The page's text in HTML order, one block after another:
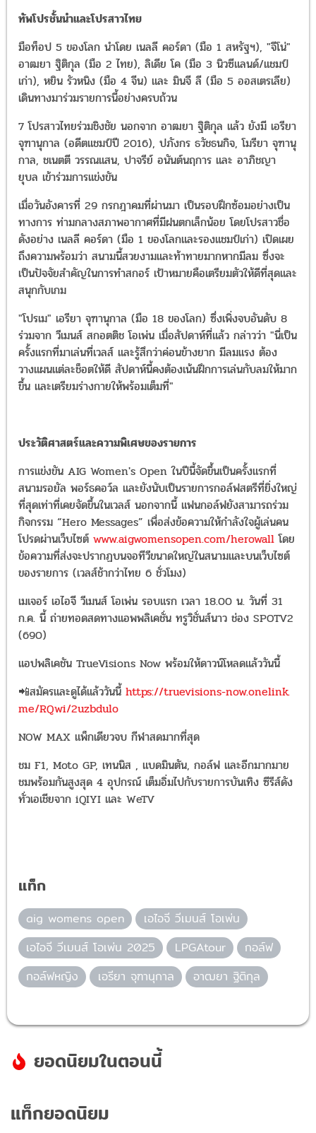
ทัพโปรชั้นนำและโปรสาวไทย
มือท็อป 5 ของโลก นำโดย เนลลี คอร์ดา (มือ 1 สหรัฐฯ), "จีโน่"
อาฒยา ฐิติกุล (มือ 2 ไทย), ลิเดีย โค (มือ 3 นิวซีแลนด์/แชมป์
เก่า), หยิน รัวหนิง (มือ 4 จีน) และ มินจี ลี (มือ 5 ออสเตรเลีย)
เดินทางมาร่วมรายการนี้อย่างครบถ้วน
7 โปรสาวไทยร่วมชิงชัย นอกจาก อาฒยา ฐิติกุล แล้ว ยังมี เอรียา
จุฑานุกาล (อดีตแชมป์ปี 2016), ปภังกร ธวัชธนกิจ, โมรียา จุฑานุ
กาล, ชเนตตี วรรณแสน, ปาจรีย์ อนันต์นฤการ และ อาภิชญา
ยุบล เข้าร่วมการแข่งขัน
เมื่อวันอังคารที่ 29 กรกฎาคมที่ผ่านมา เป็นรอบฝึกซ้อมอย่างเป็น
ทางการ ท่ามกลางสภาพอากาศที่มีฝนตกเล็กน้อย โดยโปรสาวชื่อ
ดังอย่าง เนลลี คอร์ดา (มือ 1 ของโลกและรองแชมป์เก่า) เปิดเผย
ถึงความพร้อมว่า สนามนี้สวยงามและท้าทายมากหากมีลม ซึ่งจะ
เป็นปัจจัยสำคัญในการทำสกอร์ เป้าหมายคือเตรียมตัวให้ดีที่สุดและ
สนุกกับเกม
"โปรเม" เอรียา จุฑานุกาล (มือ 18 ของโลก) ซึ่งเพิ่งจบอันดับ 8
ร่วมจาก วีเมนส์ สกอตติช โอเพ่น เมื่อสัปดาห์ที่แล้ว กล่าวว่า "นี่เป็น
ครั้งแรกที่มาเล่นที่เวลส์ และรู้สึกว่าค่อนข้างยาก มีลมแรง ต้อง
วางแผนแต่ละช็อตให้ดี สัปดาห์นี้คงต้องเน้นฝึกการเล่นกับลมให้มาก
ขึ้น และเตรียมร่างกายให้พร้อมเต็มที่"
ประวัติศาสตร์และความพิเศษของรายการ
การแข่งขัน AIG Women's Open ในปีนี้จัดขึ้นเป็นครั้งแรกที่
สนามรอยัล พอร์ธคอว์ล และยังนับเป็นรายการกอล์ฟสตรีที่ยิ่งใหญ่
ที่สุดเท่าที่เคยจัดขึ้นในเวลส์ นอกจากนี้ แฟนกอล์ฟยังสามารถร่วม
กิจกรรม “Hero Messages” เพื่อส่งข้อความให้กำลังใจผู้เล่นคน
โปรดผ่านเว็บไซต์ www.aigwomensopen.com/herowall โดย
ข้อความที่ส่งจะปรากฏบนจอทีวีขนาดใหญ่ในสนามและบนเว็บไซต์
ของรายการ (เวลส์ช้ากว่าไทย 6 ชั่วโมง)
เมเจอร์ เอไอจี วีเมนส์ โอเพ่น รอบแรก เวลา 18.00 น. วันที่ 31
ก.ค. นี้ ถ่ายทอดสดทางแอพพลิเคชั่น ทรูวิชั่นส์นาว ช่อง SPOTV2
(690)
แอปพลิเคชัน TrueVisions Now พร้อมให้ดาวน์โหลดแล้ววันนี้
📲สมัครและดูได้แล้ววันนี้ https://truevisions-now.onelink.
me/RQwi/2uzbdulo
NOW MAX แพ็กเดียวจบ กีฬาสดมากที่สุด
ชม F1, Moto GP, เทนนิส , แบดมินตัน, กอล์ฟ และอีกมากมาย
ชมพร้อมกันสูงสุด 4 อุปกรณ์ เต็มอิ่มไปกับรายการบันเทิง ซีรีส์ดัง
ทั่วเอเชียจาก iQIYI และ WeTV
แท็ก
aig womens open
เอไอจี วีเมนส์ โอเพ่น
เอไอจี วีเมนส์ โอเพ่น 2025
LPGAtour
กอล์ฟ
กอล์ฟหญิง
เอรียา จุฑานุกาล อาฒยา ฐิติกุล
ยอดนิยมในตอนนี้
แท็กยอดนิยม